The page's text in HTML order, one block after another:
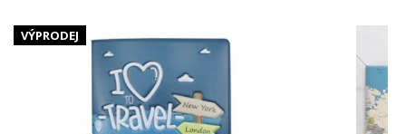
VÝPRODEJ